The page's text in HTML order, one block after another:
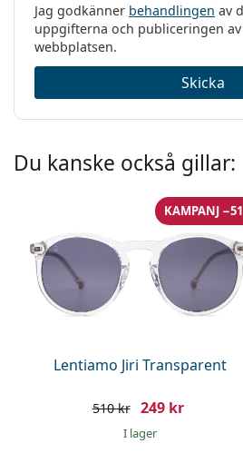
Jag godkänner behandlingen av
uppgifterna och publiceringen
webbplatsen.
Skicka
Du kanske också gillar:
Lentiamo Jiri Transparent
KAMPANJ
510 kr 249 kr
I lager